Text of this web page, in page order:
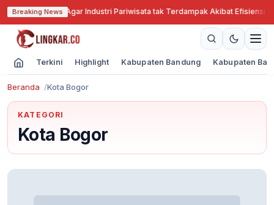
Breaking News
Cari Solusi Agar Industri Pariwisata tak Terdampak Akibat Efisiensi
Terkini Highlight Kabupaten Bandung Kabupaten
Beranda Kota Bogor
KATEGORI
Kota Bogor